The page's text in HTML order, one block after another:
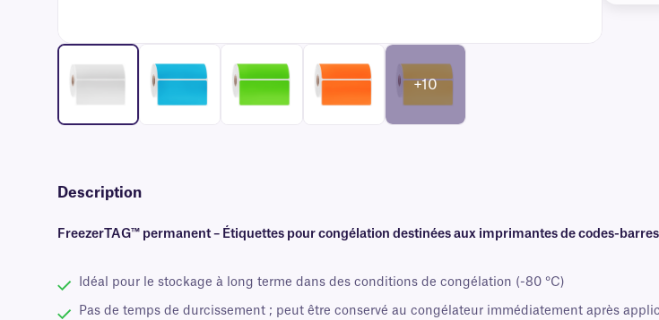
+10
Description
FreezerTAG™ permanent – Étiquettes pour congélation destinées aux imprimantes de codes-
Idéal pour le stockage à long terme dans des conditions de congélation (-80 °C)
Pas de temps de durcissement ; peut être conservé au congélateur immédiatement après